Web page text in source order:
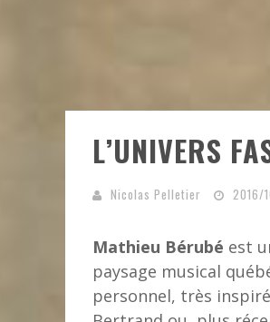
L’UNIVERS
Nicolas Pelletier 2016/
Mathieu Bérubé est
paysage musical
personnel, très